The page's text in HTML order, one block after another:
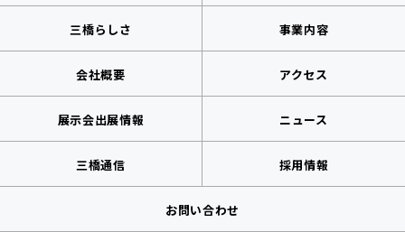
三橋らしさ 事業内容
会社概要 アクセス
展示会出展情報 ニュース
三橋通信 採用情報
お問い合わせ